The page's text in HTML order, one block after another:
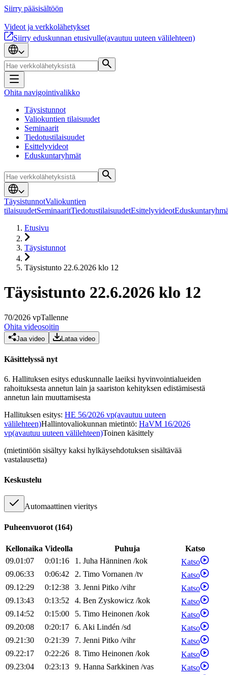
Siirry pääsisältöön
Videot ja verkkolähetykset
Siirry eduskunnan etusivulle(avautuu uuteen välilehteen)
Ohita navigointivalikko
Täysistunnot
Valiokuntien tilaisuudet
Seminaarit
Tiedotustilaisuudet
Esittelyvideot
Eduskuntaryhmät
TäysistunnotValiokuntien
tilaisuudetSeminaaritTiedotustilaisuudetEsittelyvideot
Etusivu
Täysistunnot
Täysistunto 22.6.2026 klo 12
Täysistunto 22.6.2026 klo 12
70/2026 vpTallenne
Ohita videosoitin
Jaa video Lataa video
Käsittelyssä nyt
6. Hallituksen esitys eduskunnalle laeiksi hyvinvointialueiden
rahoituksesta annetun lain ja saariston kehityksen edistämisestä
annetun lain muuttamisesta
Hallituksen esitys: HE 56/2026 vp(avautuu uuteen
välilehteen)Hallintovaliokunnan mietintö: HaVM 16/2026
vp(avautuu uuteen välilehteen)Toinen käsittely
(mietintöön sisältyy kaksi hylkäysehdotuksen sisältävää
vastalausetta)
Keskustelu
Automaattinen vieritys
Puheenvuorot (164)
Kellonaika Videolla Puhuja
Katso
09.01:07
0:01:16 1. Juha Hänninen /kok
Katso
09.06:33
0:06:42 2. Timo Vornanen /tv
Katso
09.12:29
0:12:38 3. Jenni Pitko /vihr
Katso
09.13:43
0:13:52 4. Ben Zyskowicz /kok
Katso
09.14:52
0:15:00 5. Timo Heinonen /kok
Katso
09.20:08
0:20:17 6. Aki Lindén /sd
Katso
09.21:30
0:21:39 7. Jenni Pitko /vihr
Katso
09.22:17
0:22:26 8. Timo Heinonen /kok
Katso
09.23:04
0:23:13 9. Hanna Sarkkinen /vas
Katso